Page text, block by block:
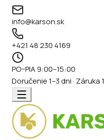
info@karson.sk
+421 48 230 4169
PO–PIA 9:00–15:00
Doručenie 1–3 dni ·